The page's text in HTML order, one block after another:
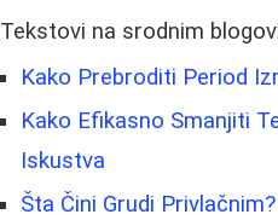
Tekstovi na srodnim
Kako Prebroditi Period
Kako Efikasno Smanjiti
Iskustva
Šta Čini Grudi